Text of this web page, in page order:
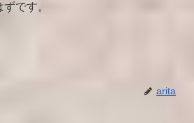
です。
arita